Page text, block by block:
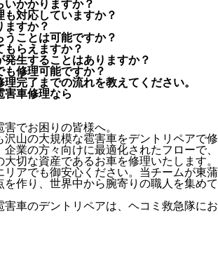
かかりますか？
対応していますか？
ますか？
ことは可能ですか？
もらえますか？
生することはありますか？
修理可能ですか？
完了までの流れを教えてください。
害車修理なら
でお困りの皆様へ。
沢山の大規模な雹害車をデントリペアで修
業の方々向けに最適化されたフローで、
切な資産であるお車を修理いたします。
リアでも御安心ください。当チームが東蒲
を作り、世界中から腕寄りの職人を集めて
害車のデントリペアは、ヘコミ救急隊にお